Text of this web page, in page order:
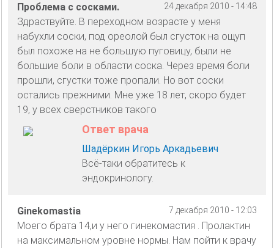
24 декабря 2010 - 14:48
Проблема с сосками.
Здраствуйте. В переходном возрасте у меня
набухли соски, под ореолой был сгусток на ощуп
был похоже на не большую пуговицу, были не
большие боли в области соска. Через время боли
прошли, сгустки тоже пропали. Но вот соски
остались прежними. Мне уже 18 лет, скоро будет
19, у всех сверстников такого
Ответ врача
Шадёркин Игорь Аркадьевич
Всё-таки обратитесь к
эндокринологу.
7 декабря 2010 - 12:03
Ginekomastia
Моего брата 14,и у него гинекомастия . Пролактин
на максимальном уровне нормы. Нам пойти к врачу